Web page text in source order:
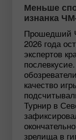
Меньше
изнанка
Прошедший
2026 года
экспертов
качество
Турнир в
зрелища в